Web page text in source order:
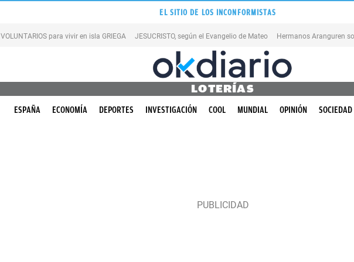
EL SITIO DE LOS INCONFORMISTAS
VOLUNTARIOS para vivir en isla GRIEGA JESUCRISTO, según el Evangelio de Mateo Hermanos Aranguren
LOTERÍAS
ESPAÑA ECONOMÍA DEPORTES INVESTIGACIÓN COOL MUNDIAL OPINIÓN SOCIEDAD